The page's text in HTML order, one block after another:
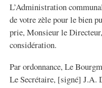
L’Administration
de votre zèle pour le bien
prie, Monsieur le
considération.
Par ordonnance, Le
Le Secrétaire, [signé]